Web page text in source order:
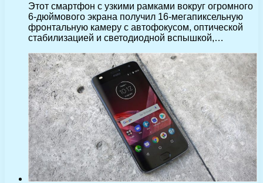
Этот смартфон с узкими рамками вокруг огромного
6-дюймового экрана получил 16-мегапиксельную
фронтальную камеру с автофокусом, оптической
стабилизацией и светодиодной вспышкой,…